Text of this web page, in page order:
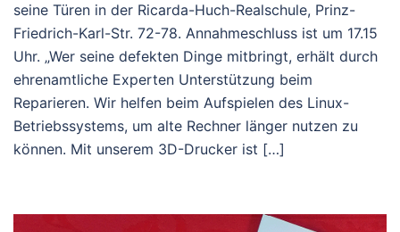
seine Türen in der Ricarda-Huch-Realschule, Prinz-
Friedrich-Karl-Str. 72-78. Annahmeschluss ist um 17.15
Uhr. „Wer seine defekten Dinge mitbringt, erhält durch
ehrenamtliche Experten Unterstützung beim
Reparieren. Wir helfen beim Aufspielen des Linux-
Betriebssystems, um alte Rechner länger nutzen zu
können. Mit unserem 3D-Drucker ist […]